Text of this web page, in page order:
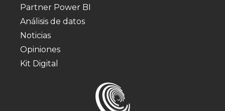
Partner Power BI
Análisis de datos
Noticias
Opiniones
Kit Digital